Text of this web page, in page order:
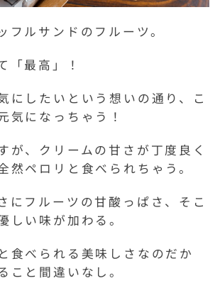
フルサンドのフルーツ。
「最高」！
にしたいという想いの通り、こ
気になっちゃう！
が、クリームの甘さが丁度良く
然ペロリと食べられちゃう。
にフルーツの甘酸っぱさ、そこ
しい味が加わる。
食べられる美味しさなのだか
こと間違いなし。